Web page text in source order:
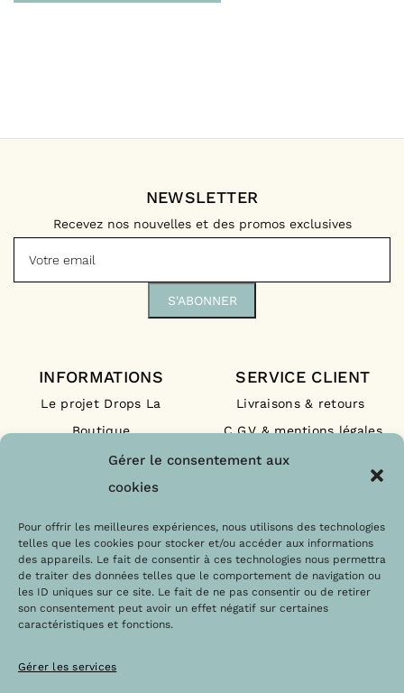
Gérer le consentement aux
cookies
Pour offrir les meilleures expériences, nous utilisons des technologies
telles que les cookies pour stocker et/ou accéder aux informations
des appareils. Le fait de consentir à ces technologies nous permettra
de traiter des données telles que le comportement de navigation ou
les ID uniques sur ce site. Le fait de ne pas consentir ou de retirer
son consentement peut avoir un effet négatif sur certaines
caractéristiques et fonctions.
Gérer les services
INFORMATIONS
Le projet Drops La
Boutique
Nos engagements
Les labels
SERVICE CLIENT
Livraisons & retours
C.G.V & mentions légales
F.A.Q
NEWSLETTER
Recevez nos nouvelles et des promos exclusives